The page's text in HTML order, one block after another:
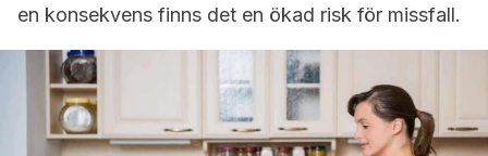
en konsekvens finns det en ökad risk för missfall.